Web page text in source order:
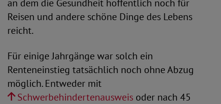
an dem die Gesundheit hoffentlich noch für
Reisen und andere schöne Dinge des Lebens
reicht.
Für einige Jahrgänge war solch ein
Renteneinstieg tatsächlich noch ohne Abzug
möglich. Entweder mit
Schwerbehindertenausweis oder nach 45